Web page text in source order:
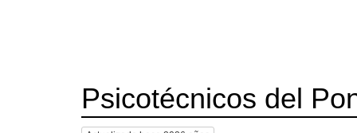
Psicotécnicos del